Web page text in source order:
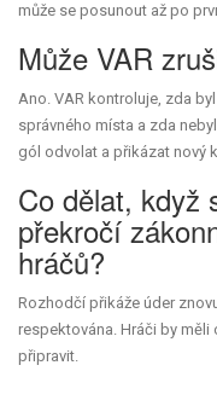
může se posunout až po
Může VAR
Ano. VAR kontroluje, zda
správného místa a zda
gól odvolat a přikázat nový
Co dělat, když
překročí
hráčů?
Rozhodčí přikáže úder
respektována. Hráči by
připravit.